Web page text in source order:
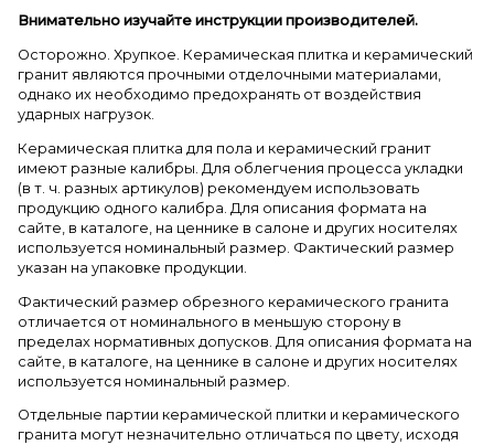
Внимательно изучайте инструкции производителей.
Осторожно. Хрупкое. Керамическая плитка и керамический
гранит являются прочными отделочными материалами,
однако их необходимо предохранять от воздействия
ударных нагрузок.
Керамическая плитка для пола и керамический гранит
имеют разные калибры. Для облегчения процесса укладки
(в т. ч. разных артикулов) рекомендуем использовать
продукцию одного калибра. Для описания формата на
сайте, в каталоге, на ценнике в салоне и других носителях
используется номинальный размер. Фактический размер
указан на упаковке продукции.
Фактический размер обрезного керамического гранита
отличается от номинального в меньшую сторону в
пределах нормативных допусков. Для описания формата на
сайте, в каталоге, на ценнике в салоне и других носителях
используется номинальный размер.
Отдельные партии керамической плитки и керамического
гранита могут незначительно отличаться по цвету, исходя